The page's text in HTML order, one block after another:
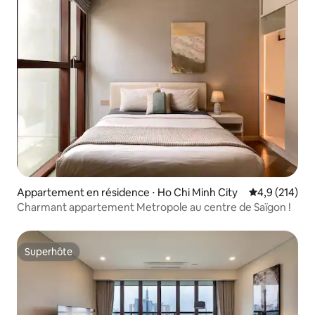
Appartement en résidence ⋅ Ho Chi Minh City Évaluation
4,9 (214)
Charmant appartement Metropole au centre de Saïgon !
Superhôte
Superhôte